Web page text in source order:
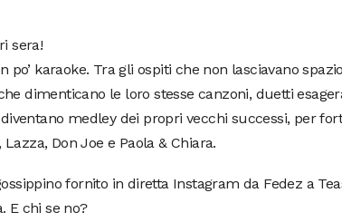
sera!
po’ karaoke. Tra gli ospiti che non lasciavano
dimenticano le loro stesse canzoni, duetti
medley dei propri vecchi successi, per
Lazza, Don Joe e Paola & Chiara.
fornito in diretta Instagram da Fedez a
E chi se no?